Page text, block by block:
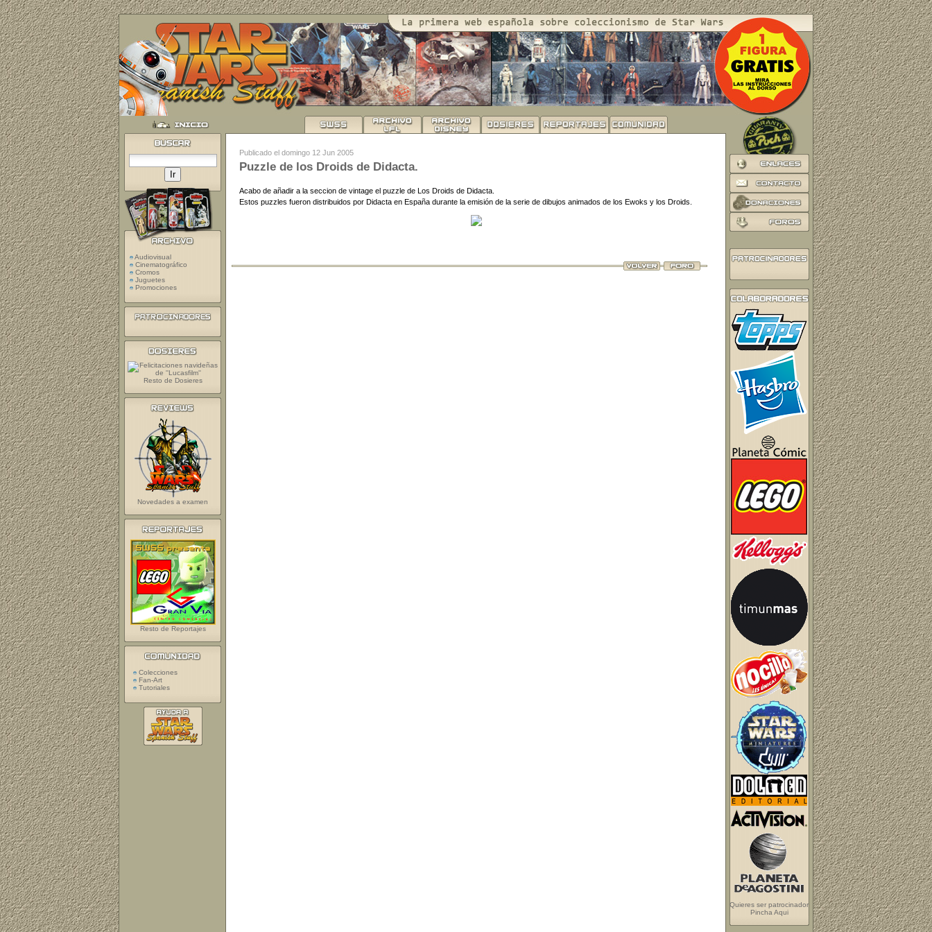
Publicado el domingo 12 Jun 2005
Puzzle de los Droids de Didacta.
Acabo de añadir a la seccion de vintage el puzzle de Los Droids de Didacta.
Estos puzzles fueron distribuidos por Didacta en España durante la emisión de la serie de dibujos animados de los Ewoks y los Droids.
Quieres ser patrocinador
Pincha Aqui
Audiovisual
Cinematográfico
Cromos
Juguetes
Promociones
Resto de Dosieres
Novedades a examen
Resto de Reportajes
Colecciones
Fan-Art
Tutoriales